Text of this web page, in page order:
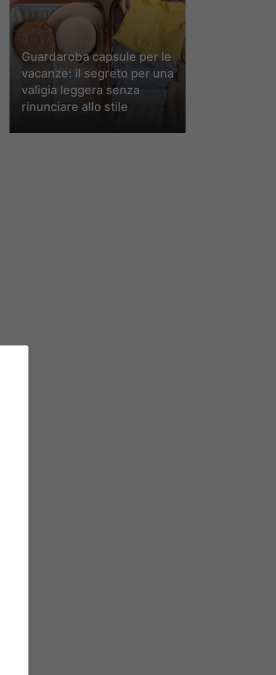
Guardaroba capsule per le
vacanze: il segreto per una
valigia leggera senza
rinunciare allo stile